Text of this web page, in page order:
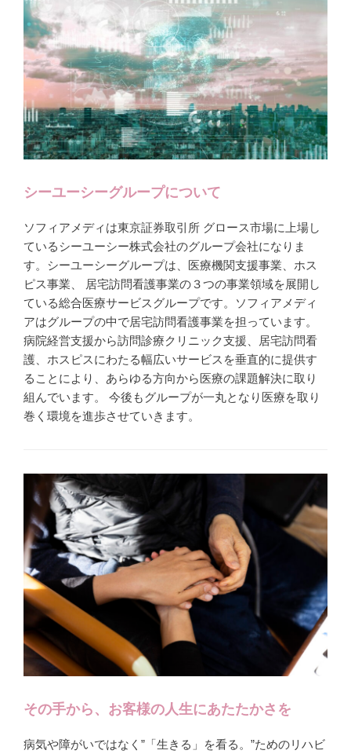
シーユーシーグループについて
ソフィアメディは東京証券取引所 グロース市場に上場し
ているシーユーシー株式会社のグループ会社になりま
す。シーユーシーグループは、医療機関支援事業、ホス
ピス事業、 居宅訪問看護事業の３つの事業領域を展開し
ている総合医療サービスグループです。ソフィアメディ
アはグループの中で居宅訪問看護事業を担っています。
病院経営支援から訪問診療クリニック支援、居宅訪問看
護、ホスピスにわたる幅広いサービスを垂直的に提供す
ることにより、あらゆる方向から医療の課題解決に取り
組んでいます。 今後もグループが一丸となり医療を取り
巻く環境を進歩させていきます。
その手から、お客様の人生にあたたかさを
病気や障がいではなく”「生きる」を看る。”ためのリハビ